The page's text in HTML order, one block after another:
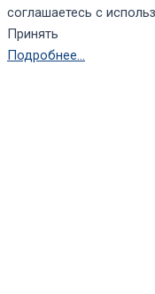
соглашаетесь с
Принять
Подробнее…